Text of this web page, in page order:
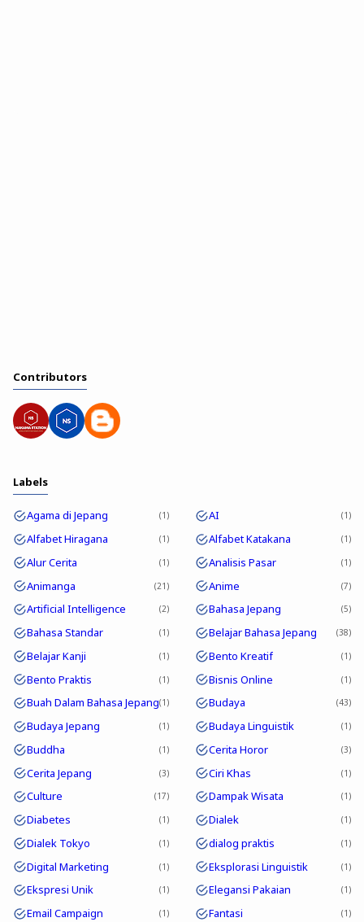
Contributors
Labels
Agama di Jepang 1 AI 1
Alfabet Hiragana 1 Alfabet Katakana 1
Alur Cerita 1 Analisis Pasar 1
Animanga 21 Anime 7
Artificial Intelligence 2 Bahasa Jepang 5
Bahasa Standar 1 Belajar Bahasa Jepang 38
Belajar Kanji 1 Bento Kreatif 1
Bento Praktis 1 Bisnis Online 1
Buah Dalam Bahasa Jepang 1 Budaya 43
Budaya Jepang 1 Budaya Linguistik 1
Buddha 1 Cerita Horor 3
Cerita Jepang 3 Ciri Khas 1
Culture 17 Dampak Wisata 1
Diabetes 1 Dialek 1
Dialek Tokyo 1 dialog praktis 1
Digital Marketing 1 Eksplorasi Linguistik 1
Ekspresi Unik 1 Elegansi Pakaian 1
Email Campaign 1 Fantasi 1